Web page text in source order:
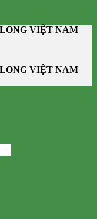
VIỆT NAM
VIỆT NAM